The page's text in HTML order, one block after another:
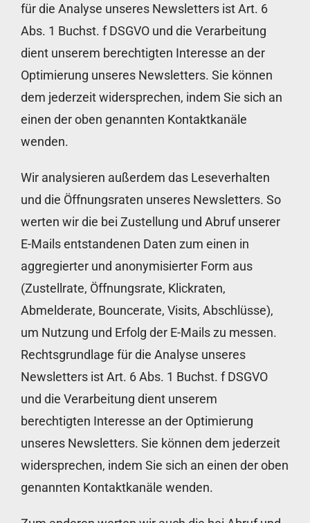
für die Analyse unseres Newsletters ist Art. 6
Abs. 1 Buchst. f DSGVO und die Verarbeitung
dient unserem berechtigten Interesse an der
Optimierung unseres Newsletters. Sie können
dem jederzeit widersprechen, indem Sie sich an
einen der oben genannten Kontaktkanäle
wenden.
Wir analysieren außerdem das Leseverhalten
und die Öffnungsraten unseres Newsletters. So
werten wir die bei Zustellung und Abruf unserer
E-Mails entstandenen Daten zum einen in
aggregierter und anonymisierter Form aus
(Zustellrate, Öffnungsrate, Klickraten,
Abmelderate, Bouncerate, Visits, Abschlüsse),
um Nutzung und Erfolg der E-Mails zu messen.
Rechtsgrundlage für die Analyse unseres
Newsletters ist Art. 6 Abs. 1 Buchst. f DSGVO
und die Verarbeitung dient unserem
berechtigten Interesse an der Optimierung
unseres Newsletters. Sie können dem jederzeit
widersprechen, indem Sie sich an einen der oben
genannten Kontaktkanäle wenden.